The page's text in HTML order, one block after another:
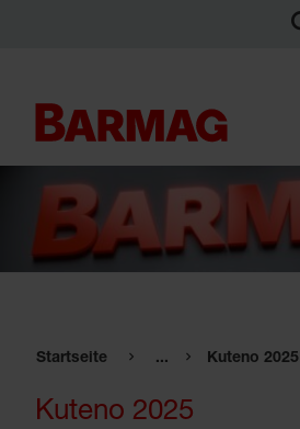
Startseite ... Kuteno 2025
Kuteno 2025